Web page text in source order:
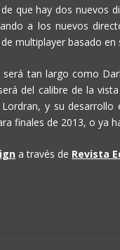
que hay dos nuevos
a los nuevos
multiplayer basado en
será tan largo como
del calibre de la
y su
finales de 2013, o ya
ign a través de Revista